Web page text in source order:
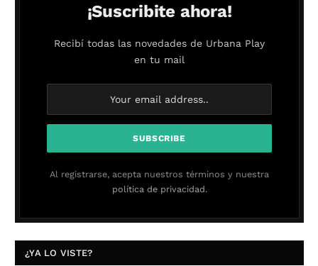
¡Suscribite ahora!
Recibí todas las novedades de Urbana Play
en tu mail
Al registrarse, acepta nuestros términos y nuestra
política de privacidad.
¿YA LO VISTE?